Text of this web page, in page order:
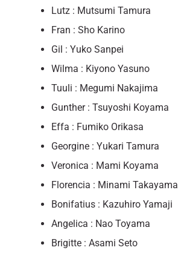
Lutz : Mutsumi Tamura
Fran : Sho Karino
Gil : Yuko Sanpei
Wilma : Kiyono Yasuno
Tuuli : Megumi Nakajima
Gunther : Tsuyoshi Koyama
Effa : Fumiko Orikasa
Georgine : Yukari Tamura
Veronica : Mami Koyama
Florencia : Minami Takayama
Bonifatius : Kazuhiro Yamaji
Angelica : Nao Toyama
Brigitte : Asami Seto